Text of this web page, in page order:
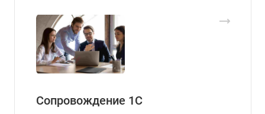
Сопровождение 1С